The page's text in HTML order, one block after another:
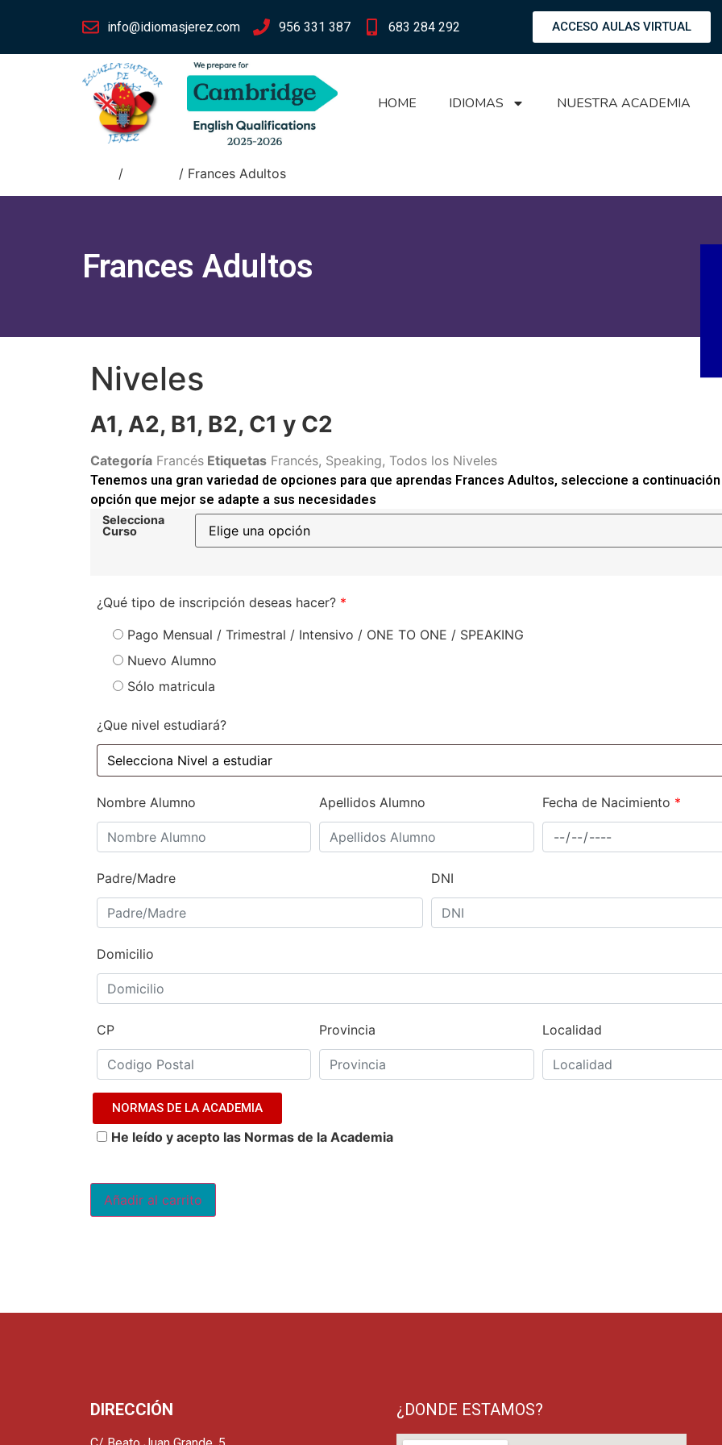
info@idiomasjerez.com 956 331 387 683 284 292 ACCESO AULAS VIRTUAL
HOME IDIOMAS NUESTRA ACADEMIA
/ / Frances Adultos
Frances Adultos
Niveles
A1, A2, B1, B2, C1 y C2
Categoría Francés Etiquetas Francés, Speaking, Todos los Niveles
Tenemos una gran variedad de opciones para que aprendas Frances Adultos, seleccione a
opción que mejor se adapte a sus necesidades
Selecciona
Curso
¿Qué tipo de inscripción deseas hacer? *
Pago Mensual / Trimestral / Intensivo / ONE TO ONE / SPEAKING
Nuevo Alumno
Sólo matricula
¿Que nivel estudiará?
Nombre Alumno Apellidos Alumno Fecha de Nacimiento *
Padre/Madre DNI
Domicilio
CP Provincia Localidad
NORMAS DE LA ACADEMIA
He leído y acepto las Normas de la Academia
Añadir al carrito
DIRECCIÓN ¿DONDE ESTAMOS?